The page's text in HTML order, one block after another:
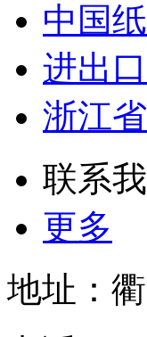
中国
进出
浙江
联系
更多
地址：